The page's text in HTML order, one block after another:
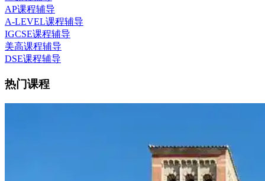
AP课程辅导
A-LEVEL课程辅导
IGCSE课程辅导
美高课程辅导
DSE课程辅导
热门课程